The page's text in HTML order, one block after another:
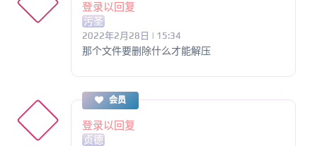
登录以回复
污圣
2022年2月28日 | 15:34
那个文件要删除什么才能解压
会员
登录以回复
贞德